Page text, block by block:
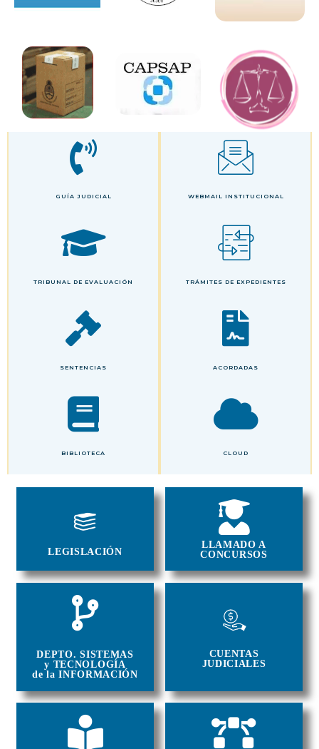
GUÍA JUDICIAL WEBMAIL INSTITUCIONAL
TRIBUNAL DE EVALUACIÓN TRÁMITES DE EXPEDIENTES
SENTENCIAS ACORDADAS
BIBLIOTECA CLOUD
LEGISLACIÓN
LLAMADO A
CONCURSOS
DEPTO. SISTEMAS
y TECNOLOGÍA
de la INFORMACIÓN
CUENTAS
JUDICIALES